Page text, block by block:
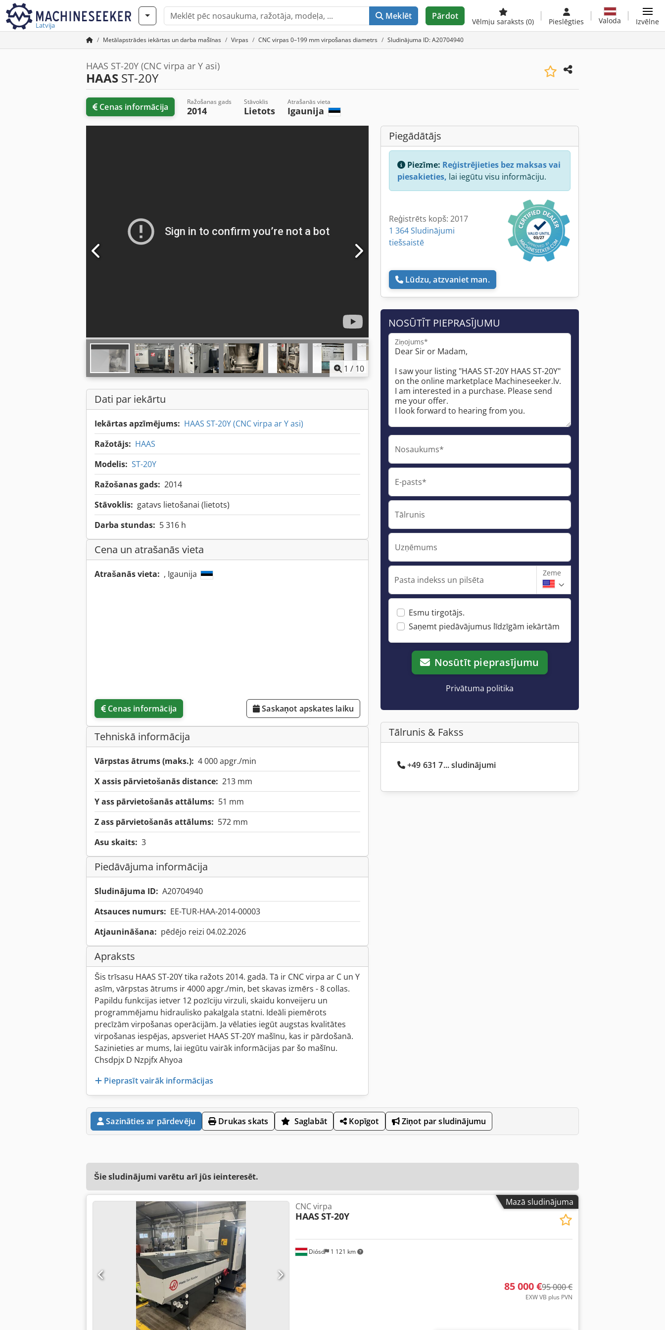
Latvija
Meklēt Pārdot
Vēlmju saraksts (0) Pieslēgties Valoda Izvēlne
Metālapstrādes iekārtas un darba mašīnas Virpas CNC virpas 0–199 mm virpošanas diametrs Sludinājuma ID: A20704940
HAAS ST-20Y (CNC virpa ar Y asi)
HAAS ST-20Y
Cenas informācija Ražošanas gads
2014
Stāvoklis
Lietots
Atrašanās vieta
Igaunija
1 / 10
Dati par iekārtu
Iekārtas apzīmējums: HAAS ST-20Y (CNC virpa ar Y asi)
Ražotājs: HAAS
Modelis: ST-20Y
Ražošanas gads: 2014
Stāvoklis: gatavs lietošanai (lietots)
Darba stundas: 5 316 h
Cena un atrašanās vieta
Atrašanās vieta: , Igaunija
Cenas informācija Saskaņot apskates laiku
Tehniskā informācija
Vārpstas ātrums (maks.): 4 000 apgr./min
X assis pārvietošanās distance: 213 mm
Y ass pārvietošanās attālums: 51 mm
Z ass pārvietošanās attālums: 572 mm
Asu skaits: 3
Piedāvājuma informācija
Sludinājuma ID: A20704940
Atsauces numurs: EE-TUR-HAA-2014-00003
Atjaunināšana: pēdējo reizi 04.02.2026
Apraksts
Šis trīsasu HAAS ST-20Y tika ražots 2014. gadā. Tā ir CNC virpa ar C un Y
asīm, vārpstas ātrums ir 4000 apgr./min, bet skavas izmērs - 8 collas.
Papildu funkcijas ietver 12 pozīciju virzuli, skaidu konveijeru un
programmējamu hidraulisko pakaļgala statni. Ideāli piemērots
precīzām virpošanas operācijām. Ja vēlaties iegūt augstas kvalitātes
virpošanas iespējas, apsveriet HAAS ST-20Y mašīnu, kas ir pārdošanā.
Sazinieties ar mums, lai iegūtu vairāk informācijas par šo mašīnu.
Chsdpjx D Nzpjfx Ahyoa
Pieprasīt vairāk informācijas
Piegādātājs
Piezīme: Reģistrējieties bez maksas vai
piesakieties, lai iegūtu visu informāciju.
Reģistrēts kopš: 2017
1 364 Sludinājumi
tiešsaistē
Lūdzu, atzvaniet man.
NOSŪTĪT PIEPRASĪJUMU
Ziņojums*
Nosaukums*
E-pasts*
Tālrunis
Uzņēmums
Pasta indekss un pilsēta
Zeme
Esmu tirgotājs.
Saņemt piedāvājumus līdzīgām iekārtām
Nosūtīt pieprasījumu
Privātuma politika
Tālrunis & Fakss
+49 631 7... sludinājumi
Sazināties ar pārdevēju Drukas skats Saglabāt Kopīgot Ziņot par sludinājumu
Šie sludinājumi varētu arī jūs ieinteresēt.
Mazā sludinājuma
Diósd 1 121 km
CNC virpa
HAASST-20Y
85 000 €95 000 €
EXW VB plus PVN